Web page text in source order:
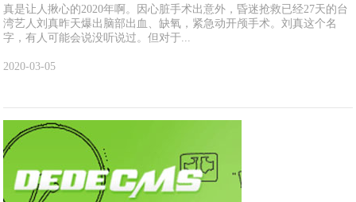
真是让人揪心的2020年啊。因心脏手术出意外，昏迷抢救已经27天的台
湾艺人刘真昨天爆出脑部出血、缺氧，紧急动开颅手术。刘真这个名
字，有人可能会说没听说过。但对于...
2020-03-05